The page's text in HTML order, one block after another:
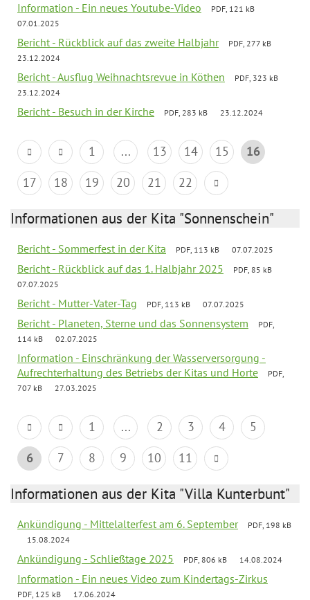
Information - Ein neues Youtube-Video
PDF, 121 kB
07.01.2025
Bericht - Rückblick auf das zweite Halbjahr
PDF, 277 kB
23.12.2024
Bericht - Ausflug Weihnachtsrevue in Köthen
PDF, 323 kB
23.12.2024
Bericht - Besuch in der Kirche PDF, 283 kB 23.12.2024
1 ... 13 14 15
16
17
18 19 20 21 22
Informationen aus der Kita "Sonnenschein"
Bericht - Sommerfest in der Kita PDF, 113 kB 07.07.2025
Bericht - Rückblick auf das 1. Halbjahr 2025
PDF, 85 kB
07.07.2025
Bericht - Mutter-Vater-Tag PDF, 113 kB 07.07.2025
Bericht - Planeten, Sterne und das Sonnensystem
PDF,
114 kB
02.07.2025
Information - Einschränkung der Wasserversorgung -
Aufrechterhaltung des Betriebs der Kitas und Horte
PDF,
707 kB
27.03.2025
1 ... 2 3 4
5
6
7 8 9 10 11
Informationen aus der Kita "Villa Kunterbunt"
Ankündigung - Mittelalterfest am 6. September
PDF, 198 kB
15.08.2024
Ankündigung - Schließtage 2025 PDF, 806 kB 14.08.2024
Information - Ein neues Video zum Kindertags-Zirkus
PDF, 125 kB 17.06.2024